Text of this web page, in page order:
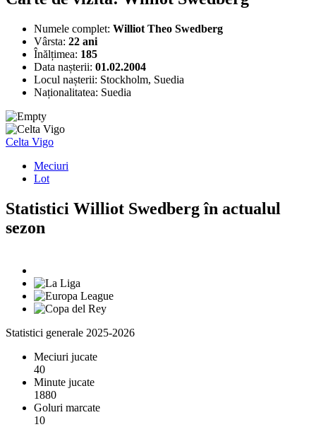
Numele complet: Williot Theo Swedberg
Vârsta: 22 ani
Înălțimea: 185
Data nașterii: 01.02.2004
Locul nașterii: Stockholm, Suedia
Naționalitatea: Suedia
Celta Vigo
Meciuri
Lot
Statistici Williot Swedberg în actualul
sezon
Statistici generale 2025-2026
Meciuri jucate
40
Minute jucate
1880
Goluri marcate
10